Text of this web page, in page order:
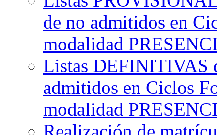
de no admitidos en
modalidad
Listas DEFINITIVAS
admitidos en Ciclos
modalidad